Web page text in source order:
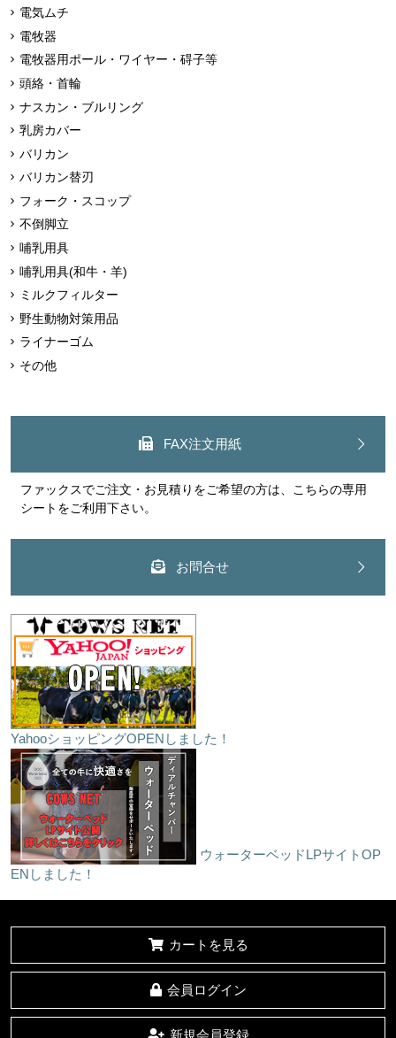
電気ムチ
電牧器
電牧器用ポール・ワイヤー・碍子等
頭絡・首輪
ナスカン・ブルリング
乳房カバー
バリカン
バリカン替刃
フォーク・スコップ
不倒脚立
哺乳用具
哺乳用具(和牛・羊)
ミルクフィルター
野生動物対策用品
ライナーゴム
その他
FAX注文用紙
ファックスでご注文・お見積りをご希望の方は、こちらの専用
シートをご利用下さい。
お問合せ
YahooショッピングOPENしました！
ウォーターベッドLPサイトOP
ENしました！
カートを見る
会員ログイン
新規会員登録